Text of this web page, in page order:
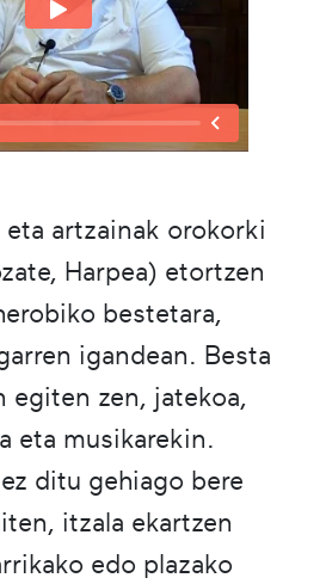
artzainak orokorki
Harpea) etortzen
bestetara,
igandean. Besta
egiten zen, jatekoa,
eta musikarekin.
ditu gehiago bere
itzala ekartzen
edo plazako